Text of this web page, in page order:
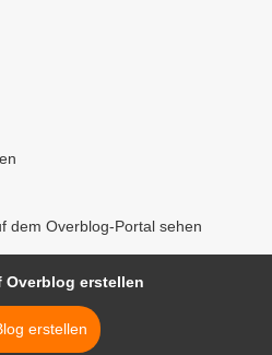
dem Overblog-Portal sehen
Overblog erstellen
erstellen